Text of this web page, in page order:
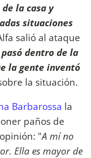
la casa y
situaciones
salió al ataque
dentro de la
la gente inventó
la situación.
Barbarossa la
paños de
"A mí no
Ella es mayor de